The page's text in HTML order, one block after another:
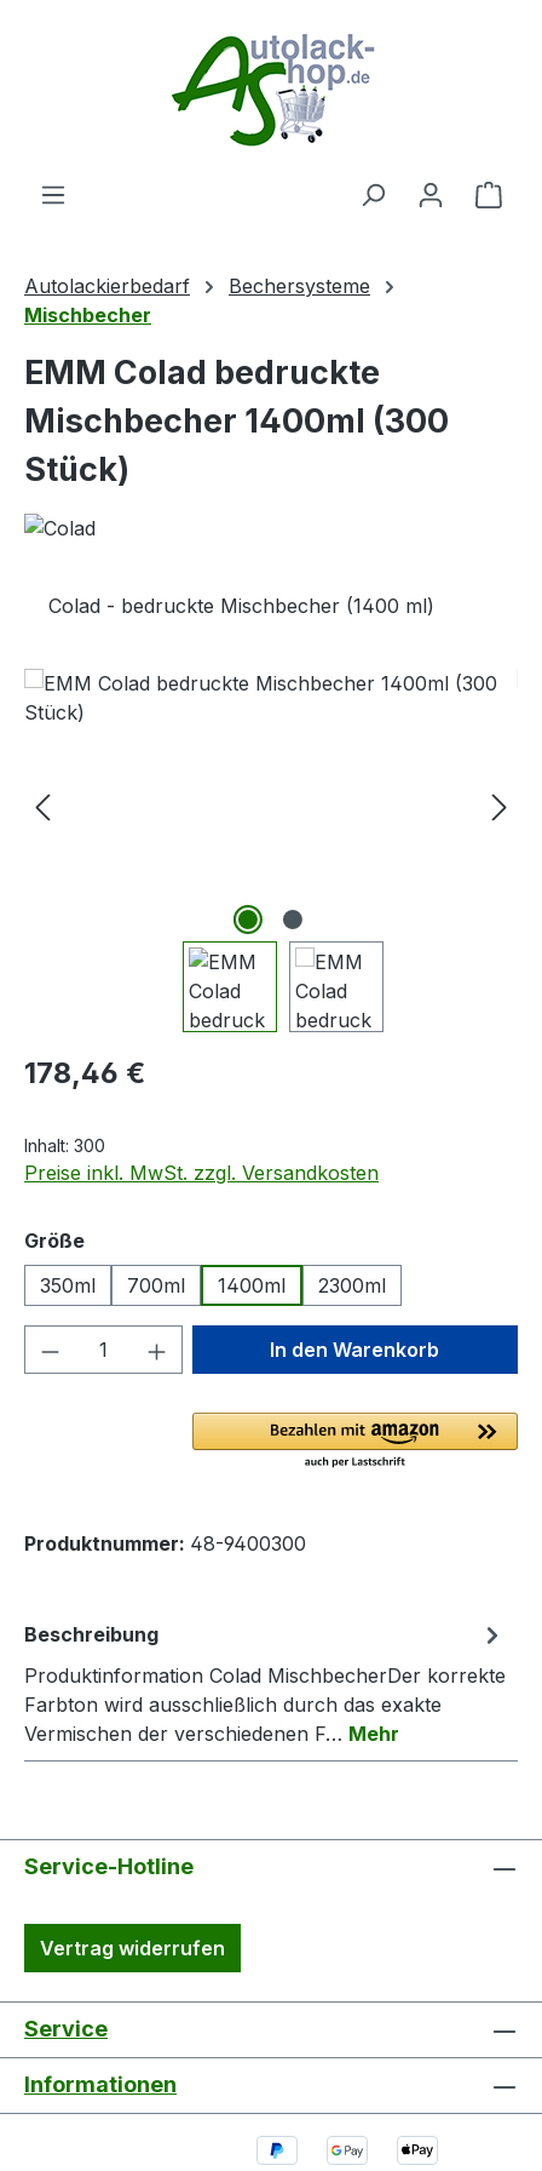
Autolackierbedarf
Bechersysteme
Mischbecher
EMM Colad bedruckte
Mischbecher 1400ml (300
Stück)
Colad - bedruckte Mischbecher (1400 ml)
Bildergalerie überspringen
Regulärer Preis:
178,46 €
Inhalt: 300
Preise inkl. MwSt. zzgl. Versandkosten
Größeauswählen
350ml
700ml 1400ml 2300ml
Produkt Anzahl: Gib denIn den Warenkorb
Produktnummer: 48-9400300
Beschreibung
Produktinformation Colad MischbecherDer korrekte
Farbton wird ausschließlich durch das exakte
Vermischen der verschiedenen F… Mehr
Service-Hotline
Vertrag widerrufen
Service
Informationen